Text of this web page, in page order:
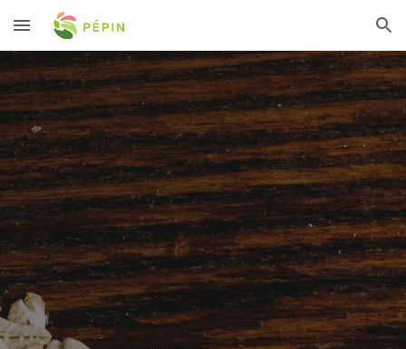
Skip to main content Skip to navigation